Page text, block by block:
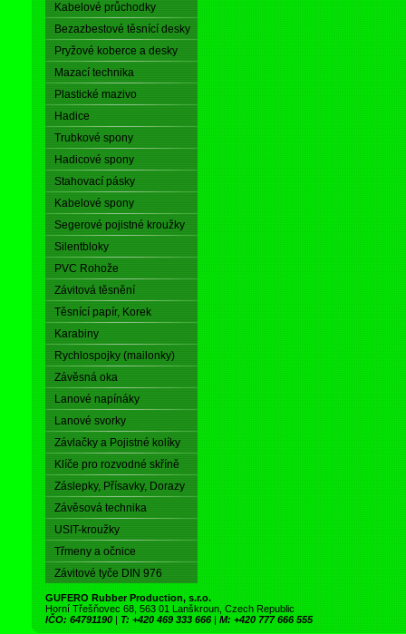
Kabelové průchodky
Bezazbestové těsnící desky
Pryžové koberce a desky
Mazací technika
Plastické mazivo
Hadice
Trubkové spony
Hadicové spony
Stahovací pásky
Kabelové spony
Segerové pojistné kroužky
Silentbloky
PVC Rohože
Závitová těsnění
Těsnící papír, Korek
Karabiny
Rychlospojky (mailonky)
Závěsná oka
Lanové napínáky
Lanové svorky
Závlačky a Pojistné kolíky
Klíče pro rozvodné skříně
Záslepky, Přísavky, Dorazy
Závěsová technika
USIT-kroužky
Třmeny a očnice
Závitové tyče DIN 976
GUFERO Rubber Production, s.r.o.
Horní Třešňovec 68, 563 01 Lanškroun, Czech Republic
IČO: 64791190 | T: +420 469 333 666 | M: +420 777 666 555